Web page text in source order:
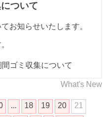
ついて
お知らせいたします。
ゴミ収集について
What's New
... 18 19 20
21